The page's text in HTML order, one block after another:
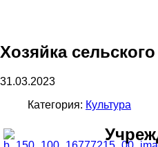
Хозяйка
31.03.2023
Категория: Культура